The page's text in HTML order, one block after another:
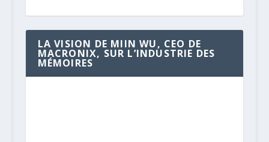
LA VISION DE MIIN WU, CEO DE
MACRONIX, SUR L’INDUSTRIE DES
MÉMOIRES